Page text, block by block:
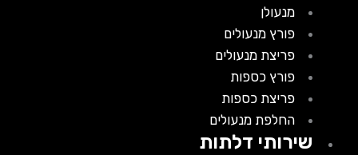
מנעולן
פורץ מנעולים
פריצת מנעולים
פורץ כספות
פריצת כספות
החלפת מנעולים
שירותי דלתות